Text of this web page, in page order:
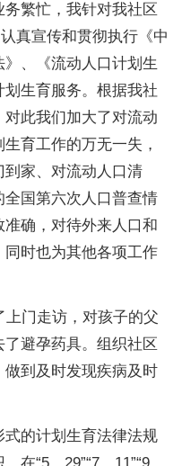
繁忙，我针对我社区
真宣传和贯彻执行《中
、《流动人口计划生
生育服务。根据我社
此我们加大了对流动
育工作的万无一失，
家、对流动人口清
国第六次人口普查情
确，对待外来人口和
时也为其他各项工作
上门走访，对孩子的父
避孕药具。组织社区
到及时发现疾病及时
的计划生育法律法规
“5。29”“7。11”“9。